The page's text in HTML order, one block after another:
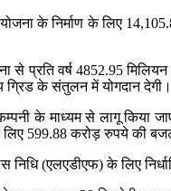
के निर्माण के लिए
से प्रति वर्ष 4852.95
ग्रिड के संतुलन में योगदान देगी।
के माध्यम से लागू किया
599.88 करोड़ रुपये की
निधि (एलएडीएफ) के लिए